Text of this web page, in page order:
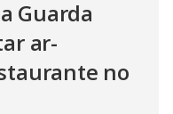
Guarda
ar-
no